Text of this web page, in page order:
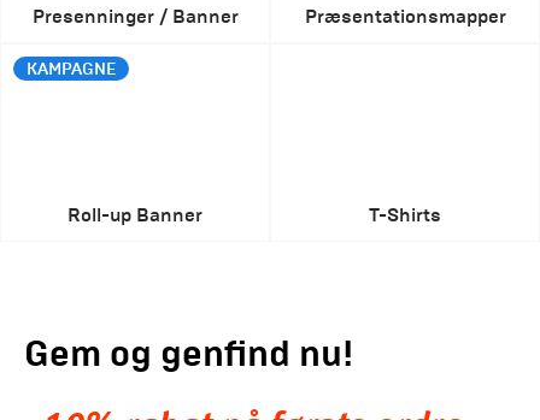
Presenninger / Banner Præsentationsmapper
KAMPAGNE
Roll-up Banner T-Shirts
Gem og genfind nu!